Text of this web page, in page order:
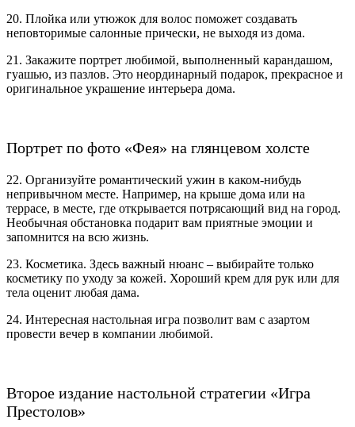
20. Плойка или утюжок для волос поможет создавать
неповторимые салонные прически, не выходя из дома.
21. Закажите портрет любимой, выполненный карандашом,
гуашью, из пазлов. Это неординарный подарок, прекрасное и
оригинальное украшение интерьера дома.
Портрет по фото «Фея» на глянцевом холсте
22. Организуйте романтический ужин в каком-нибудь
непривычном месте. Например, на крыше дома или на
террасе, в месте, где открывается потрясающий вид на город.
Необычная обстановка подарит вам приятные эмоции и
запомнится на всю жизнь.
23. Косметика. Здесь важный нюанс – выбирайте только
косметику по уходу за кожей. Хороший крем для рук или для
тела оценит любая дама.
24. Интересная настольная игра позволит вам с азартом
провести вечер в компании любимой.
Второе издание настольной стратегии «Игра
Престолов»